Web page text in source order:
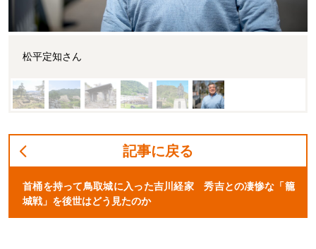
松平定知さん
記事に戻る
首桶を持って鳥取城に入った吉川経家 秀吉との凄惨な「籠
城戦」を後世はどう見たのか